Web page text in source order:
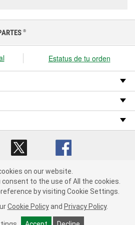
By clicking "Accept", you consent
of All the cookies.
by visiting Cookie Settings.
Cookie Policy and Privacy Policy.
®
Estatus de tu orden
Auto Parts v OST_3.2.0.0.729 (3) cv1361
transparencia en las cadenas de suministro
on our website.
consent to the use of All the cookies.
by visiting Cookie Settings.
Cookie Policy and Privacy Policy.